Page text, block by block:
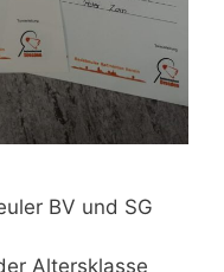
BV und SG
Altersklasse